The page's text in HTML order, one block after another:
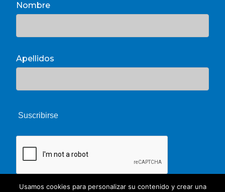
Nombre
Apellidos
Usamos cookies para personalizar su contenido y crear una